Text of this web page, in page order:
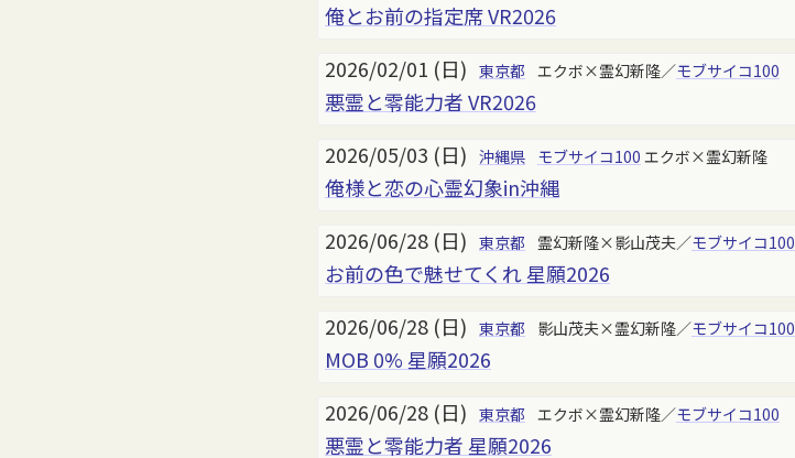
俺とお前の指定席 VR2026
2026/02/01 (日) 東京都 エクボ×霊幻新隆／モブサイコ100
悪霊と零能力者 VR2026
2026/05/03 (日) 沖縄県 モブサイコ100 エクボ×霊幻新隆
俺様と恋の心霊幻象in沖縄
2026/06/28 (日) 東京都 霊幻新隆×影山茂夫／モブサイコ100
お前の色で魅せてくれ 星願2026
2026/06/28 (日) 東京都 影山茂夫×霊幻新隆／モブサイコ100
MOB 0% 星願2026
2026/06/28 (日) 東京都 エクボ×霊幻新隆／モブサイコ100
悪霊と零能力者 星願2026